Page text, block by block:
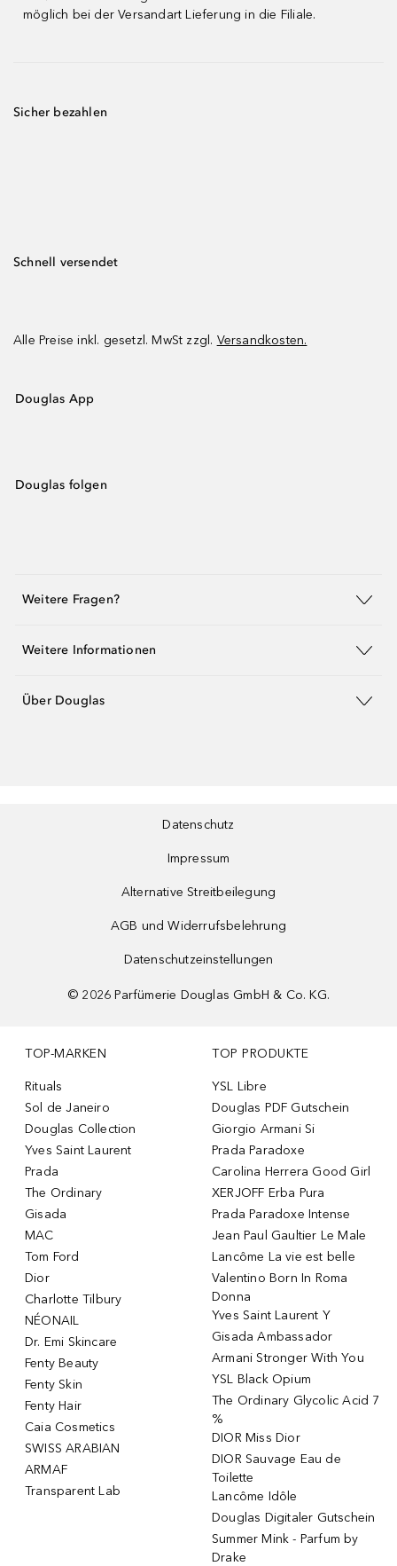
möglich bei der Versandart Lieferung in die Filiale.
Sicher bezahlen
Schnell versendet
Alle Preise inkl. gesetzl. MwSt zzgl. Versandkosten.
Douglas App
Douglas folgen
Weitere Fragen?
Weitere Informationen
Über Douglas
Datenschutz
Impressum
Alternative Streitbeilegung
AGB und Widerrufsbelehrung
Datenschutzeinstellungen
© 2026 Parfümerie Douglas GmbH & Co. KG.
TOP-MARKEN
Rituals
Sol de Janeiro
Douglas Collection
Yves Saint Laurent
Prada
The Ordinary
Gisada
MAC
Tom Ford
Dior
Charlotte Tilbury
NÉONAIL
Dr. Emi Skincare
Fenty Beauty
Fenty Skin
Fenty Hair
Caia Cosmetics
SWISS ARABIAN
ARMAF
Transparent Lab
TOP PRODUKTE
YSL Libre
Douglas PDF Gutschein
Giorgio Armani Si
Prada Paradoxe
Carolina Herrera Good Girl
XERJOFF Erba Pura
Prada Paradoxe Intense
Jean Paul Gaultier Le Male
Lancôme La vie est belle
Valentino Born In Roma
Donna
Yves Saint Laurent Y
Gisada Ambassador
Armani Stronger With You
YSL Black Opium
The Ordinary Glycolic Acid 7
%
DIOR Miss Dior
DIOR Sauvage Eau de
Toilette
Lancôme Idôle
Douglas Digitaler Gutschein
Summer Mink - Parfum by
Drake